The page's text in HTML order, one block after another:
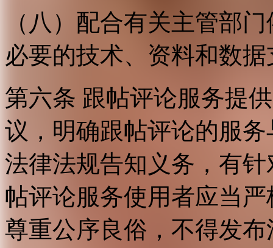
（八）配合有关主管部
必要的技术、资料和数
第六条 跟帖评论服务提
议，明确跟帖评论的服
法律法规告知义务，有
帖评论服务使用者应当
尊重公序良俗，不得发